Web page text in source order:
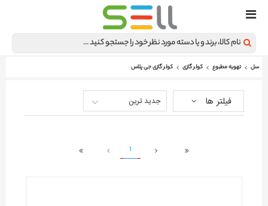
سل تهویه مطبوع کولر گازی کولر گازی جی پلاس
فیلتر ها جدید ترین
1